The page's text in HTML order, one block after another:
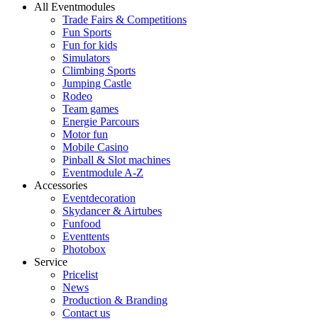
All Eventmodules
Trade Fairs & Competitions
Fun Sports
Fun for kids
Simulators
Climbing Sports
Jumping Castle
Rodeo
Team games
Energie Parcours
Motor fun
Mobile Casino
Pinball & Slot machines
Eventmodule A-Z
Accessories
Eventdecoration
Skydancer & Airtubes
Funfood
Eventtents
Photobox
Service
Pricelist
News
Production & Branding
Contact us